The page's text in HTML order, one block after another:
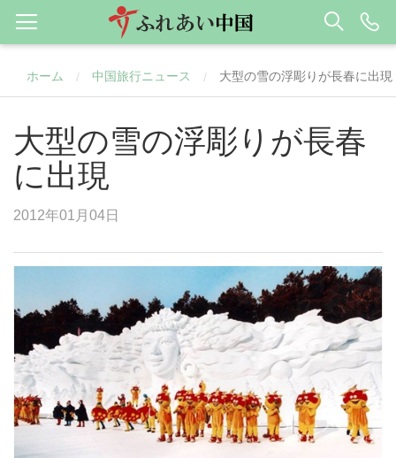
ホーム / 中国旅行ニュース / 大型の雪の浮彫りが長春に出現
大型の雪の浮彫りが長春
に出現
2012年01月04日